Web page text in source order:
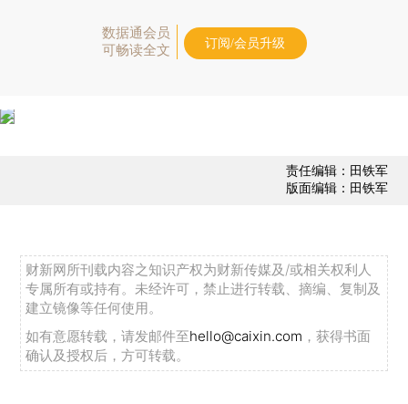
数据通会员
可畅读全文
订阅/会员升级
责任编辑：田铁军
版面编辑：田铁军
财新网所刊载内容之知识产权为财新传媒及/或相关权利人
专属所有或持有。未经许可，禁止进行转载、摘编、复制及
建立镜像等任何使用。
如有意愿转载，请发邮件至hello@caixin.com ，获得书面
确认及授权后，方可转载。